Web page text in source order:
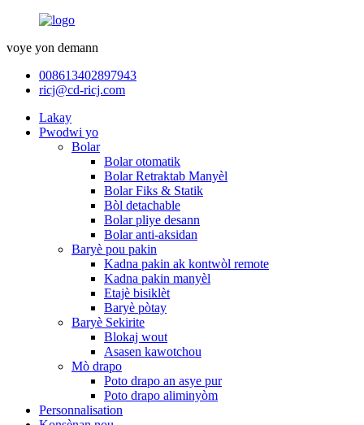
voye yon demann
008613402897943
ricj@cd-ricj.com
Lakay
Pwodwi yo
Bolar
Bolar otomatik
Bolar Retraktab Manyèl
Bolar Fiks & Statik
Bòl detachable
Bolar pliye desann
Bolar anti-aksidan
Baryè pou pakin
Kadna pakin ak kontwòl remote
Kadna pakin manyèl
Etajè bisiklèt
Baryè pòtay
Baryè Sekirite
Blokaj wout
Asasen kawotchou
Mò drapo
Poto drapo an asye pur
Poto drapo aliminyòm
Personnalisation